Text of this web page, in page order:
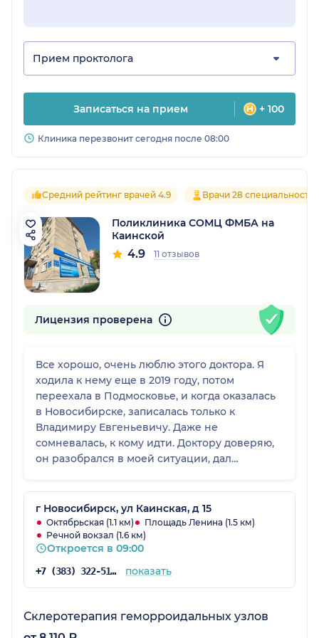
Прием проктолога
Записаться на прием + 100
Клиника перезвонит сегодня после 08:00
Средний рейтинг врачей 4.9 Врачи 28
Поликлиника СОМЦ ФМБА на
Каинской
4.9 11 отзывов
Лицензия проверена
Все хорошо, очень люблю этого доктора. Я
ходила к нему еще в 2019 году, потом
переехала в Подмосковье, и когда оказалась
в Новосибирске, записалась только к
Владимиру Евгеньевичу. Даже не
сомневалась, к кому идти. Доктору доверяю,
он разобрался в моей ситуации, дал
г Новосибирск, ул Каинская, д 15
Октябрьская (1.1 км)
Площадь Ленина (1.5 км)
Речной вокзал (1.6 км)
Откроется в 09:00
+7 (383) 322-51-13 показать
Склеротерапия геморроидальных узлов